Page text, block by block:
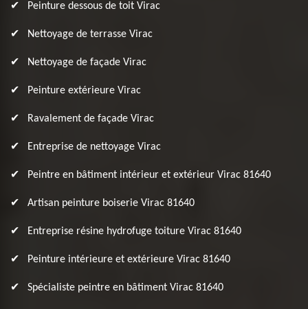
Peinture dessous de toit Virac
Nettoyage de terrasse Virac
Nettoyage de façade Virac
Peinture extérieure Virac
Ravalement de façade Virac
Entreprise de nettoyage Virac
Peintre en bâtiment intérieur et extérieur Virac 81640
Artisan peinture boiserie Virac 81640
Entreprise résine hydrofuge toiture Virac 81640
Peinture intérieure et extérieure Virac 81640
Spécialiste peintre en bâtiment Virac 81640